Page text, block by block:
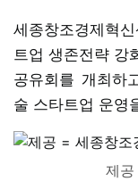
세종창조경제혁
트업 생존전략 강
공유회를 개최하
술 스타트업 운영
제공